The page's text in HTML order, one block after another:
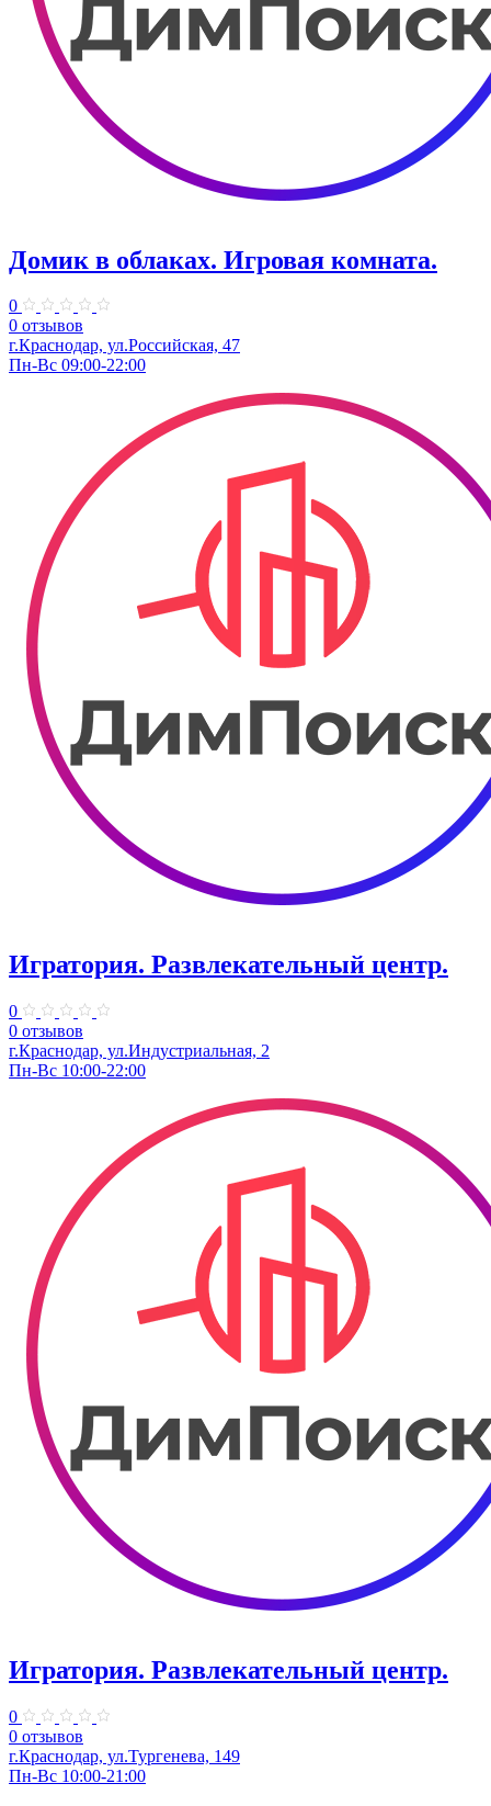
Домик в облаках. ​Игровая комната.
0
0 отзывов
г.Краснодар, ул.​Российская, 47
Пн-Вс 09:00-22:00
Игратория. Развлекательный центр.
0
0 отзывов
г.Краснодар, ул.Индустриальная, 2
Пн-Вс 10:00-22:00
Игратория. Развлекательный центр.
0
0 отзывов
г.Краснодар, ул.Тургенева, 149
Пн-Вс 10:00-21:00